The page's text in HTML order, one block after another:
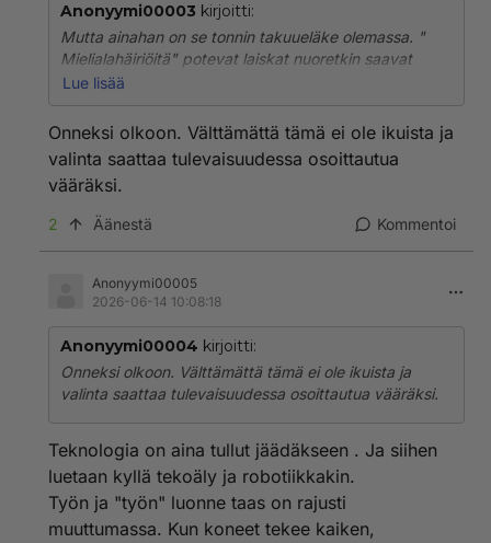
Anonyymi00003 kirjoitti:
Mutta ainahan on se tonnin takuueläke olemassa. "
Mielialahäiriöitä" potevat laiskat nuoretkin saavat
tonnin työkyvyttömyyseläkettä. Eikä silti ole
Lue lisää
Onneksi olkoon. Välttämättä tämä ei ole ikuista ja
valinta saattaa tulevaisuudessa osoittautua
vääräksi.
2 Äänestä Kommentoi
Anonyymi00005
2026-06-14 10:08:18
Anonyymi00004 kirjoitti:
Onneksi olkoon. Välttämättä tämä ei ole ikuista ja
valinta saattaa tulevaisuudessa osoittautua vääräksi.
Teknologia on aina tullut jäädäkseen . Ja siihen
luetaan kyllä tekoäly ja robotiikkakin.
Työn ja "työn" luonne taas on rajusti
muuttumassa. Kun koneet tekee kaiken,